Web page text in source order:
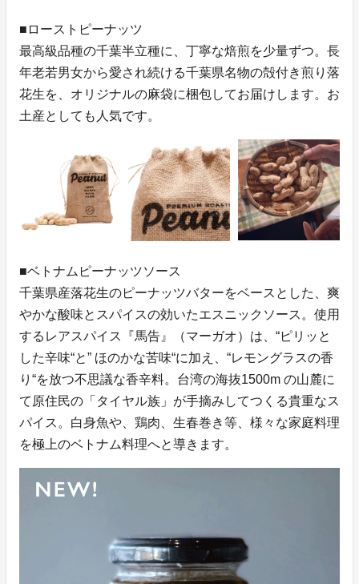
■ローストピーナッツ
最高級品種の千葉半立種に、丁寧な焙煎を少量ずつ。長
年老若男女から愛され続ける千葉県名物の殻付き煎り落
花生を、オリジナルの麻袋に梱包してお届けします。お
土産としても人気です。
■ベトナムピーナッツソース
千葉県産落花生のピーナッツバターをベースとした、爽
やかな酸味とスパイスの効いたエスニックソース。使用
するレアスパイス『馬告』（マーガオ）は、“ピリッと
した辛味“と” ほのかな苦味“に加え、“レモングラスの香
り“を放つ不思議な香辛料。台湾の海抜1500m の山麓に
て原住民の「タイヤル族」が手摘みしてつくる貴重なス
パイス。白身魚や、鶏肉、生春巻き等、様々な家庭料理
を極上のベトナム料理へと導きます。